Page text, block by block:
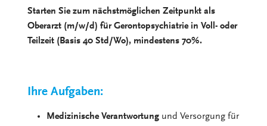
Starten Sie zum nächstmöglichen Zeitpunkt als
Oberarzt (m/w/d) für Gerontopsychiatrie in Voll- oder
Teilzeit (Basis 40 Std/Wo), mindestens 70%.
Ihre Aufgaben:
Medizinische Verantwortung und Versorgung für